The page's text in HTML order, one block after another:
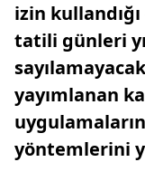
izin
tatili günleri
yayımlanan
yöntemlerini